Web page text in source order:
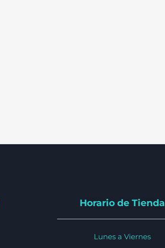
Horario de Tienda
Lunes a Viernes